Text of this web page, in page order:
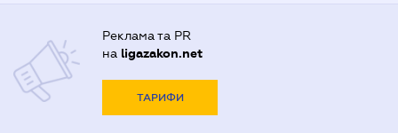
Реклама та PR
на ligazakon.net
ТАРИФИ